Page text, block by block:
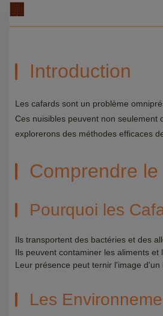
🏢
Introduction
Les cafards sont un problème
Ces nuisibles peuvent non seulement
explorerons des méthodes efficaces
Comprendre
Pourquoi les
Ils transportent des bactéries et des
Ils peuvent contaminer les aliments et
Leur présence peut ternir l'image d'un
Les